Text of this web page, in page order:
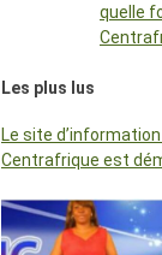
quelle
Les plus lus
Le site
Centrafrique est